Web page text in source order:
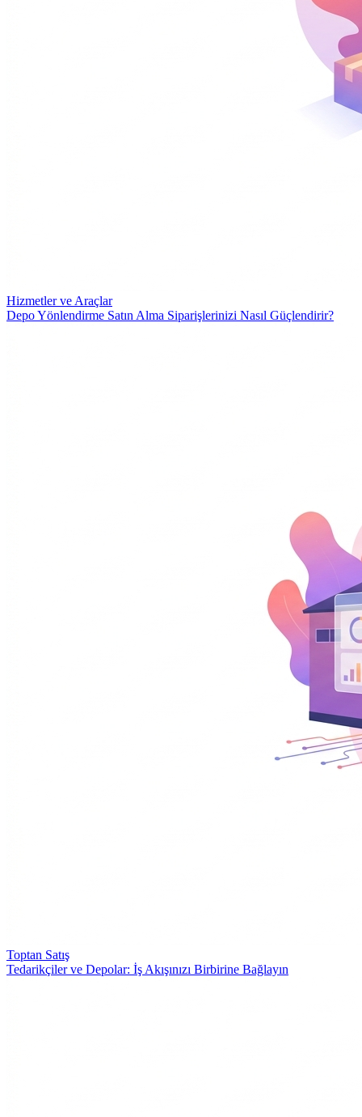
Hizmetler ve Araçlar
Depo Yönlendirme Satın Alma Siparişlerinizi Nasıl Güçlendirir?
Toptan Satış
Tedarikçiler ve Depolar: İş Akışınızı Birbirine Bağlayın